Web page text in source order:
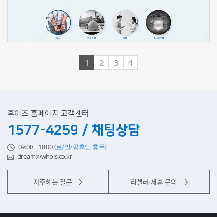
신청하기
1 2 3 4
후이즈 홈페이지 고객센터
1577-4259 / 채팅상담
09:00 ~ 18:00(토/일/공휴일 휴무)
dream@whois.co.kr
자주하는 질문 리셀러·제휴 문의